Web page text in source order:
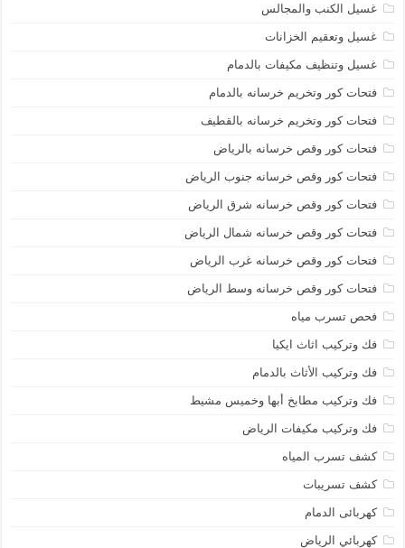
غسيل الكنب والمجالس
غسيل وتعقيم الخزانات
غسيل وتنظيف مكيفات بالدمام
فتحات كور وتخريم خرسانه بالدمام
فتحات كور وتخريم خرسانه بالقطيف
فتحات كور وقص خرسانه بالرياض
فتحات كور وقص خرسانه جنوب الرياض
فتحات كور وقص خرسانه شرق الرياض
فتحات كور وقص خرسانه شمال الرياض
فتحات كور وقص خرسانه غرب الرياض
فتحات كور وقص خرسانه وسط الرياض
فحص تسرب مياه
فك وتركيب اثاث ايكيا
فك وتركيب الأثاث بالدمام
فك وتركيب مطابخ أبها وخميس مشيط
فك وتركيب مكيفات الرياض
كشف تسرب المياه
كشف تسريبات
كهربائى الدمام
كهربائي الرياض